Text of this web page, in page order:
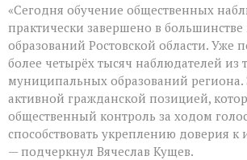
«Сегодня обучение общественных
практически завершено в
образований Ростовской области. Уже
более четырёх тысяч наблюдателей из
муниципальных образований
активной гражданской позицией,
общественный контроль за ходом
способствовать укреплению доверия к
— подчеркнул Вячеслав Кущев.